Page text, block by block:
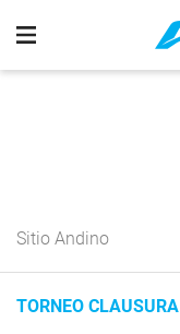
Sitio Andino
TORNEO CLAUSURA